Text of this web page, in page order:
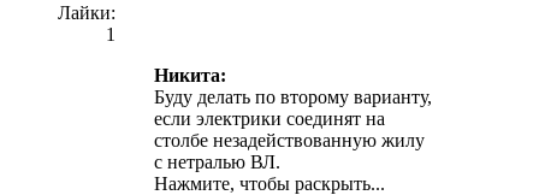
Лайки:
1
Никита:
Буду делать по второму варианту,
если электрики соединят на
столбе незадействованную жилу
с нетралью ВЛ.
Нажмите, чтобы раскрыть...